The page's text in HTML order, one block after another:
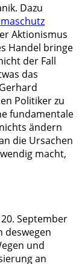
Dazu
Aktionismus
Handel bringe
der Fall
das
Politiker zu
fundamentale
ändern
die Ursachen
macht,
September
deswegen
und
an